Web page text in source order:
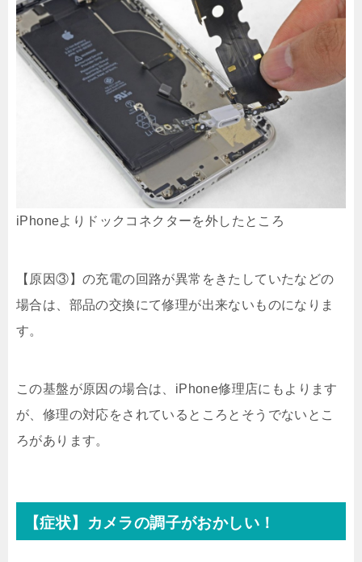
iPhoneよりドックコネクターを外したところ
【原因③】の充電の回路が異常をきたしていたなどの
場合は、部品の交換にて修理が出来ないものになりま
す。
この基盤が原因の場合は、iPhone修理店にもよります
が、修理の対応をされているところとそうでないとこ
ろがあります。
【症状】カメラの調子がおかしい！